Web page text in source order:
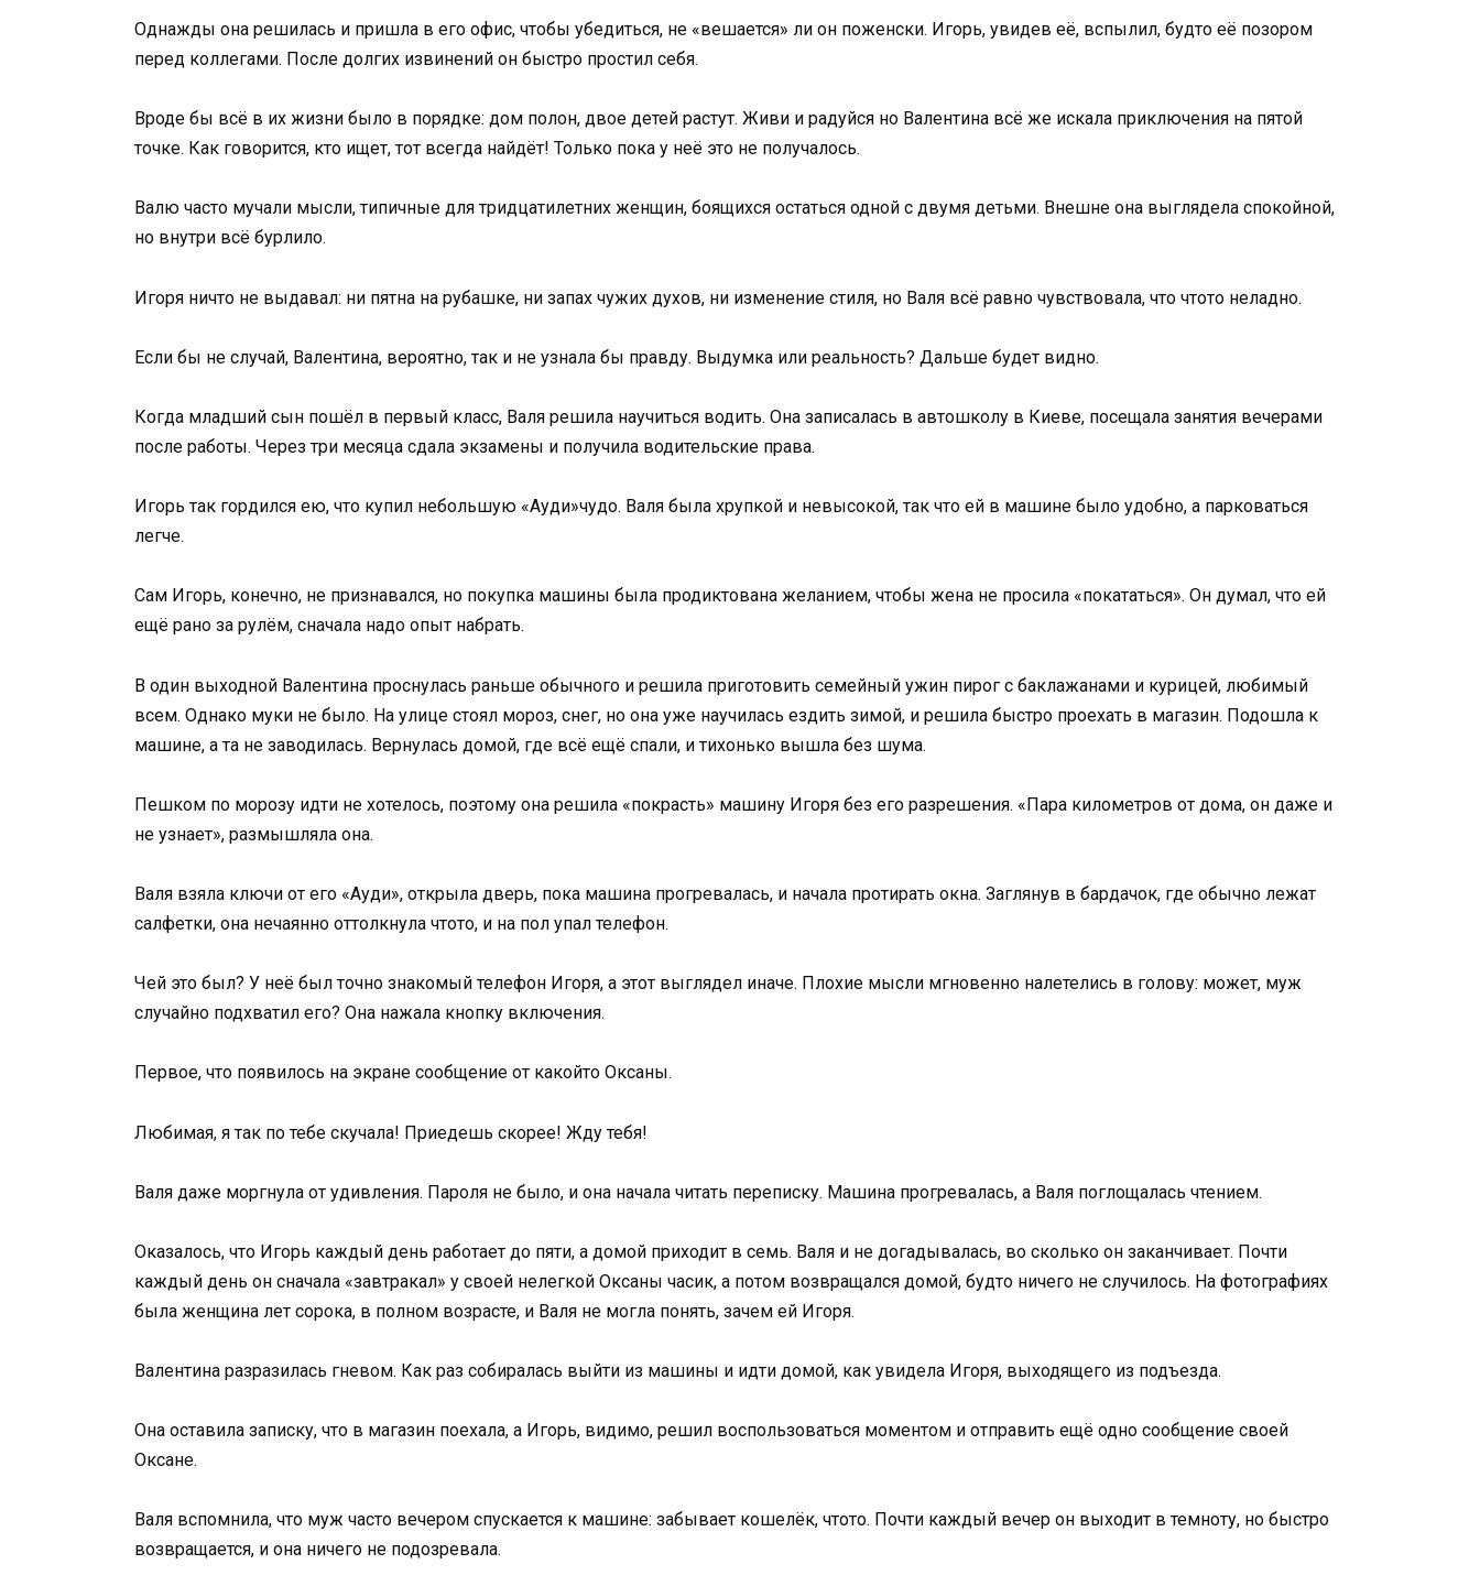
Однажды она решилась и пришла в его офис, чтобы убедиться, не «вешается» ли он поженски. Игорь, увидев её, вспылил, будто её позором
перед коллегами. После долгих извинений он быстро простил себя.
Вроде бы всё в их жизни было в порядке: дом полон, двое детей растут. Живи и радуйся но Валентина всё же искала приключения на пятой
точке. Как говорится, кто ищет, тот всегда найдёт! Только пока у неё это не получалось.
Валю часто мучали мысли, типичные для тридцатилетних женщин, боящихся остаться одной с двумя детьми. Внешне она выглядела спокойной,
но внутри всё бурлило.
Игоря ничто не выдавал: ни пятна на рубашке, ни запах чужих духов, ни изменение стиля, но Валя всё равно чувствовала, что чтото неладно.
Если бы не случай, Валентина, вероятно, так и не узнала бы правду. Выдумка или реальность? Дальше будет видно.
Когда младший сын пошёл в первый класс, Валя решила научиться водить. Она записалась в автошколу в Киеве, посещала занятия вечерами
после работы. Через три месяца сдала экзамены и получила водительские права.
Игорь так гордился ею, что купил небольшую «Ауди»чудо. Валя была хрупкой и невысокой, так что ей в машине было удобно, а парковаться
легче.
Сам Игорь, конечно, не признавался, но покупка машины была продиктована желанием, чтобы жена не просила «покататься». Он думал, что ей
ещё рано за рулём, сначала надо опыт набрать.
В один выходной Валентина проснулась раньше обычного и решила приготовить семейный ужин пирог с баклажанами и курицей, любимый
всем. Однако муки не было. На улице стоял мороз, снег, но она уже научилась ездить зимой, и решила быстро проехать в магазин. Подошла к
машине, а та не заводилась. Вернулась домой, где всё ещё спали, и тихонько вышла без шума.
Пешком по морозу идти не хотелось, поэтому она решила «покрасть» машину Игоря без его разрешения. «Пара километров от дома, он даже и
не узнает», размышляла она.
Валя взяла ключи от его «Ауди», открыла дверь, пока машина прогревалась, и начала протирать окна. Заглянув в бардачок, где обычно лежат
салфетки, она нечаянно оттолкнула чтото, и на пол упал телефон.
Чей это был? У неё был точно знакомый телефон Игоря, а этот выглядел иначе. Плохие мысли мгновенно налетелись в голову: может, муж
случайно подхватил его? Она нажала кнопку включения.
Первое, что появилось на экране сообщение от какойто Оксаны.
Любимая, я так по тебе скучала! Приедешь скорее! Жду тебя!
Валя даже моргнула от удивления. Пароля не было, и она начала читать переписку. Машина прогревалась, а Валя поглощалась чтением.
Оказалось, что Игорь каждый день работает до пяти, а домой приходит в семь. Валя и не догадывалась, во сколько он заканчивает. Почти
каждый день он сначала «завтракал» у своей нелегкой Оксаны часик, а потом возвращался домой, будто ничего не случилось. На фотографиях
была женщина лет сорока, в полном возрасте, и Валя не могла понять, зачем ей Игоря.
Валентина разразилась гневом. Как раз собиралась выйти из машины и идти домой, как увидела Игоря, выходящего из подъезда.
Она оставила записку, что в магазин поехала, а Игорь, видимо, решил воспользоваться моментом и отправить ещё одно сообщение своей
Оксане.
Валя вспомнила, что муж часто вечером спускается к машине: забывает кошелёк, чтото. Почти каждый вечер он выходит в темноту, но быстро
возвращается, и она ничего не подозревала.